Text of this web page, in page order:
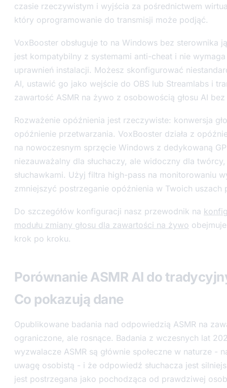
czasie rzeczywistym i wyjścia za pośrednictwem
który oprogramowanie do transmisji może podjąć.
VoxBooster obsługuje to na Windows bez sterownika
jest kompatybilny z systemami anti-cheat i nie
uprawnień instalacji. Możesz skonfigurować
AI, ustawić go jako wejście do OBS lub Streamlabs i
zawartość ASMR na żywo z osobowością głosu AI
Rozważenie opóźnienia jest rzeczywiste: konwersja
opóźnienie przetwarzania. VoxBooster działa z
na nowoczesnym sprzęcie Windows z dedykowaną
niezauważalny dla słuchaczy, ale widoczny dla
słuchawkami. Użyj filtra high-pass na monitorowaniu
zmniejszyć postrzeganie opóźnienia w Twoich uszach
Do szczegółów konfiguracji nasz przewodnik na
modułu zmiany głosu dla zawartości na żywo
krok po kroku.
Porównanie ASMR AI do
Co pokazują dane
Opublikowane badania nad odpowiedzią ASMR na
ograniczone, ale rosnące. Badania z wczesnych lat
wyzwalacze ASMR są głównie społeczne w naturze -
uwagę osobistą - i że odpowiedź słuchacza jest
jest postrzegana jako pochodząca od prawdziwej